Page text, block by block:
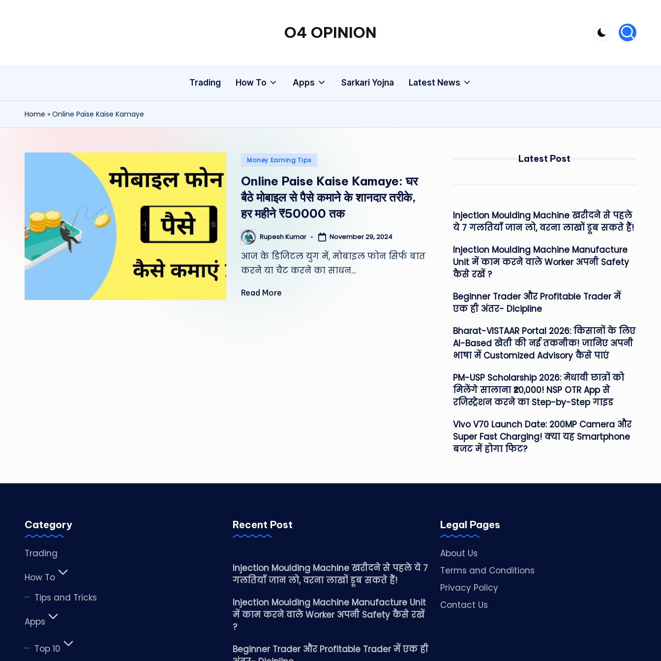
O4 OPINION
Trading How To Apps Sarkari Yojna Latest News
Home » Online Paise Kaise Kamaye
Posted
Money Earning Tips
Online Paise Kaise Kamaye: घर
बैठे मोबाइल से पैसे कमाने के शानदार तरीके,
हर महीने ₹50000 तक
Posted
by
Rupesh Kumar November 29, 2024
आज के डिजिटल युग में, मोबाइल फोन सिर्फ बात
करने या चैट करने का साधन…
Read More
Latest Post
Injection Moulding Machine खरीदने से पहले
ये 7 गलतियाँ जान लो, वरना लाखों डूब सकते हैं!
Injection Moulding Machine Manufacture
Unit में काम करने वाले Worker अपनी Safety
कैसे रखें ?
Beginner Trader और Profitable Trader में
एक ही अंतर- Dicipline
Bharat-VISTAAR Portal 2026: किसानों के लिए
AI-Based खेती की नई तकनीक! जानिए अपनी
भाषा में Customized Advisory कैसे पाएं
PM-USP Scholarship 2026: मेधावी छात्रों को
मिलेंगे सालाना ₹20,000! NSP OTR App से
रजिस्ट्रेशन करने का Step-by-Step गाइड
Vivo V70 Launch Date: 200MP Camera और
Super Fast Charging! क्या यह Smartphone
बजट में होगा फिट?
Category
Trading
How To
Tips and Tricks
Apps
Top 10
Recent Post
Injection Moulding Machine खरीदने से पहले ये 7
गलतियाँ जान लो, वरना लाखों डूब सकते हैं!
Injection Moulding Machine Manufacture Unit
में काम करने वाले Worker अपनी Safety कैसे रखें
?
Beginner Trader और Profitable Trader में एक ही
Legal Pages
About Us
Terms and Conditions
Privacy Policy
Contact Us